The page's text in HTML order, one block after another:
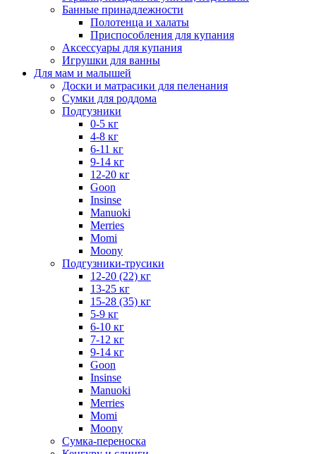
Банные принадлежности
Полотенца и халаты
Приспособления для купания
Аксессуары для купания
Игрушки для ванны
Для мам и малышей
Доски и матрасики для пеленания
Сумки для роддома
Подгузники
0-5 кг
4-8 кг
6-11 кг
9-14 кг
12-20 кг
Goon
Insinse
Manuoki
Merries
Momi
Moony
Подгузники-трусики
12-20 (22) кг
13-25 кг
15-28 (35) кг
5-9 кг
6-10 кг
7-12 кг
9-14 кг
Goon
Insinse
Manuoki
Merries
Momi
Moony
Сумка-переноска